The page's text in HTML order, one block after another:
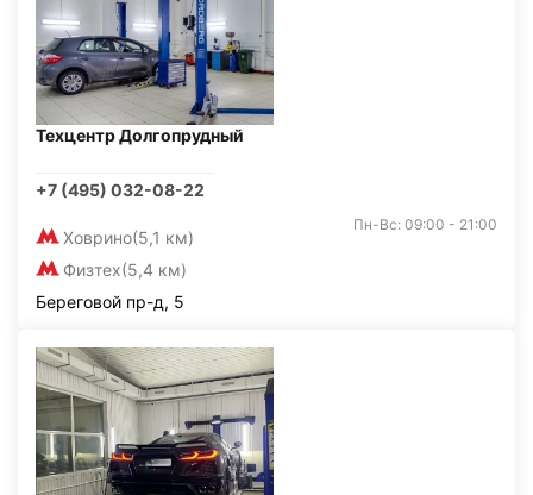
Техцентр Долгопрудный
+7 (495) 032-08-22
Ховрино(5,1 км)
Физтех(5,4 км)
Пн-Вс: 09:00 - 21:00
Береговой пр-д, 5